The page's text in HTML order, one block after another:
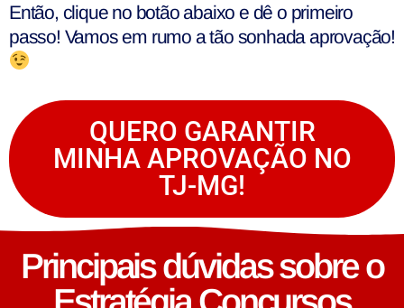
Então, clique no botão abaixo e dê o primeiro
passo! Vamos em rumo a tão sonhada aprovação!
QUERO GARANTIR
MINHA APROVAÇÃO NO
TJ-MG!
Principais dúvidas sobre o